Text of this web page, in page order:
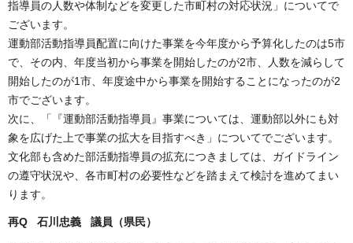
指導員の人数や体制などを変更した市町村の対応状況」についてで
ございます。
運動部活動指導員配置に向けた事業を今年度から予算化したのは5市
で、その内、年度当初から事業を開始したのが2市、人数を減らして
開始したのが1市、年度途中から事業を開始することになったのが2
市でございます。
次に、「『運動部活動指導員』事業については、運動部以外にも対
象を広げた上で事業の拡大を目指すべき」についてでございます。
文化部も含めた部活動指導員の拡充につきましては、ガイドライン
の遵守状況や、各市町村の必要性などを踏まえて検討を進めてまい
ります。
再Q 石川忠義 議員（県民）